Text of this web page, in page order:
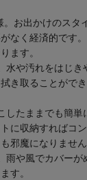
。お出かけのスタ
なく経済的です
ます。
水や汚れをはじき
き取ることがで
したままでも簡単
に収納すればコ
邪魔になりません
雨や風でカバーが
す。